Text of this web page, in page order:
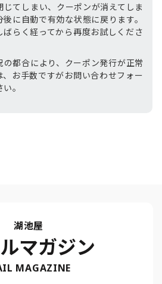
てしまい、クーポンが消えてしま
に自動で有効な状態に戻ります。
らく経ってから再度お試しくださ
都合により、クーポン発行が正常
、お手数ですがお問い合わせフォー
。
湖池屋
マガジン
MAGAZINE